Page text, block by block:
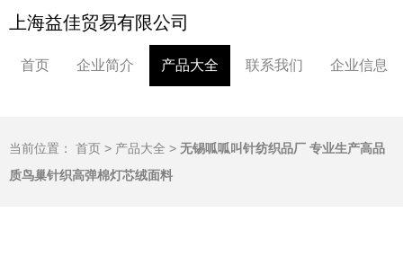
上海益佳贸易有限公司
首页 企业简介 产品大全 联系我们 企业信息
当前位置： 首页 > 产品大全 > 无锡呱呱叫针纺织品厂 专业生产高品
质鸟巢针织高弹棉灯芯绒面料